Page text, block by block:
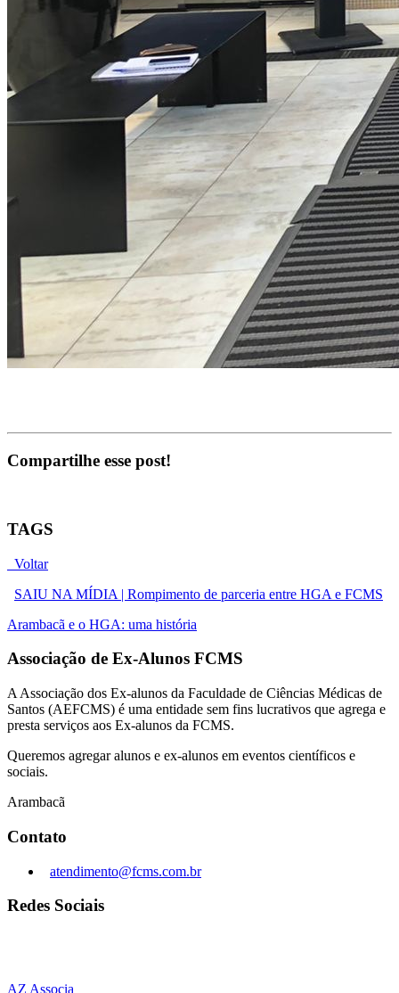
Compartilhe esse post!
TAGS
Voltar
SAIU NA MÍDIA | Rompimento de parceria entre HGA e FCMS
Arambacã e o HGA: uma história
Associação de Ex-Alunos FCMS
A Associação dos Ex-alunos da Faculdade de Ciências Médicas de
Santos (AEFCMS) é uma entidade sem fins lucrativos que agrega e
presta serviços aos Ex-alunos da FCMS.
Queremos agregar alunos e ex-alunos em eventos científicos e
sociais.
Arambacã
Contato
atendimento@fcms.com.br
Redes Sociais
AZ Associa